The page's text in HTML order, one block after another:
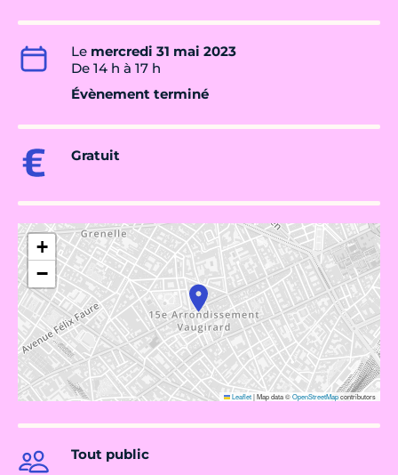
Le mercredi 31 mai 2023
De 14 h à 17 h
Évènement terminé
Gratuit
+
−
Leaflet|Map data ©OpenStreetMapcontributors
Tout public